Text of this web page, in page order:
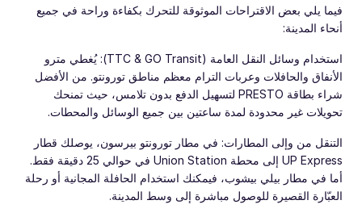
فيما يلي بعض الاقتراحات الموثوقة للتحرك بكفاءة وراحة في جميع
أنحاء المدينة:
استخدام وسائل النقل العامة (TTC & GO Transit): يُغطي مترو
الأنفاق والحافلات وعربات الترام معظم مناطق تورونتو. من الأفضل
شراء بطاقة PRESTO لتسهيل الدفع بدون تلامس، حيث تمنحك
تحويلات غير محدودة لمدة ساعتين بين جميع الوسائل والمحطات.
التنقل من وإلى المطارات: في مطار تورونتو بيرسون، يوصلك قطار
UP Express إلى محطة Union Station في حوالي 25 دقيقة فقط.
أما في مطار بيلي بيشوب، فيمكنك استخدام الحافلة المجانية أو رحلة
العبّارة القصيرة للوصول مباشرة إلى وسط المدينة.